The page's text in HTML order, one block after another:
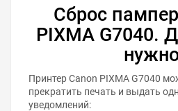
Сброс
PIXMA G7040.
Принтер Canon PIXMA G7040
прекратить печать и выдать
уведомлений: